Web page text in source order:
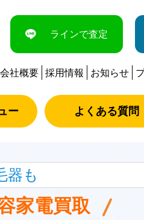
ラインで査定
会社概要 採用情報 お知らせ
ー よくある質問
器も
家電買取